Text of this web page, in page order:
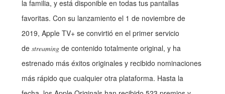
la familia, y está disponible en todas tus pantallas
favoritas. Con su lanzamiento el 1 de noviembre de
2019, Apple TV+ se convirtió en el primer servicio
de streamingde contenido totalmente original, y ha
estrenado más éxitos originales y recibido nominaciones
más rápido que cualquier otra plataforma. Hasta la